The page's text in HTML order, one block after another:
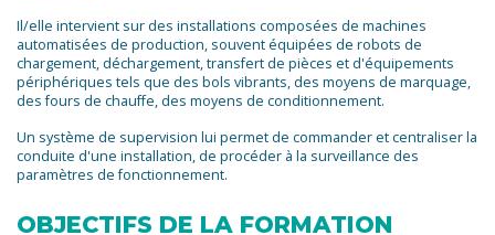
Il/elle intervient sur des installations composées de machines
automatisées de production, souvent équipées de robots de
chargement, déchargement, transfert de pièces et d'équipements
périphériques tels que des bols vibrants, des moyens de marquage,
des fours de chauffe, des moyens de conditionnement.
Un système de supervision lui permet de commander et centraliser la
conduite d'une installation, de procéder à la surveillance des
paramètres de fonctionnement.
OBJECTIFS DE LA FORMATION